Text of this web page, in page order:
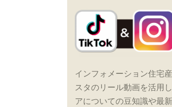
インフォメーション住宅
スタのリール動画を活用
アについての豆知識や最